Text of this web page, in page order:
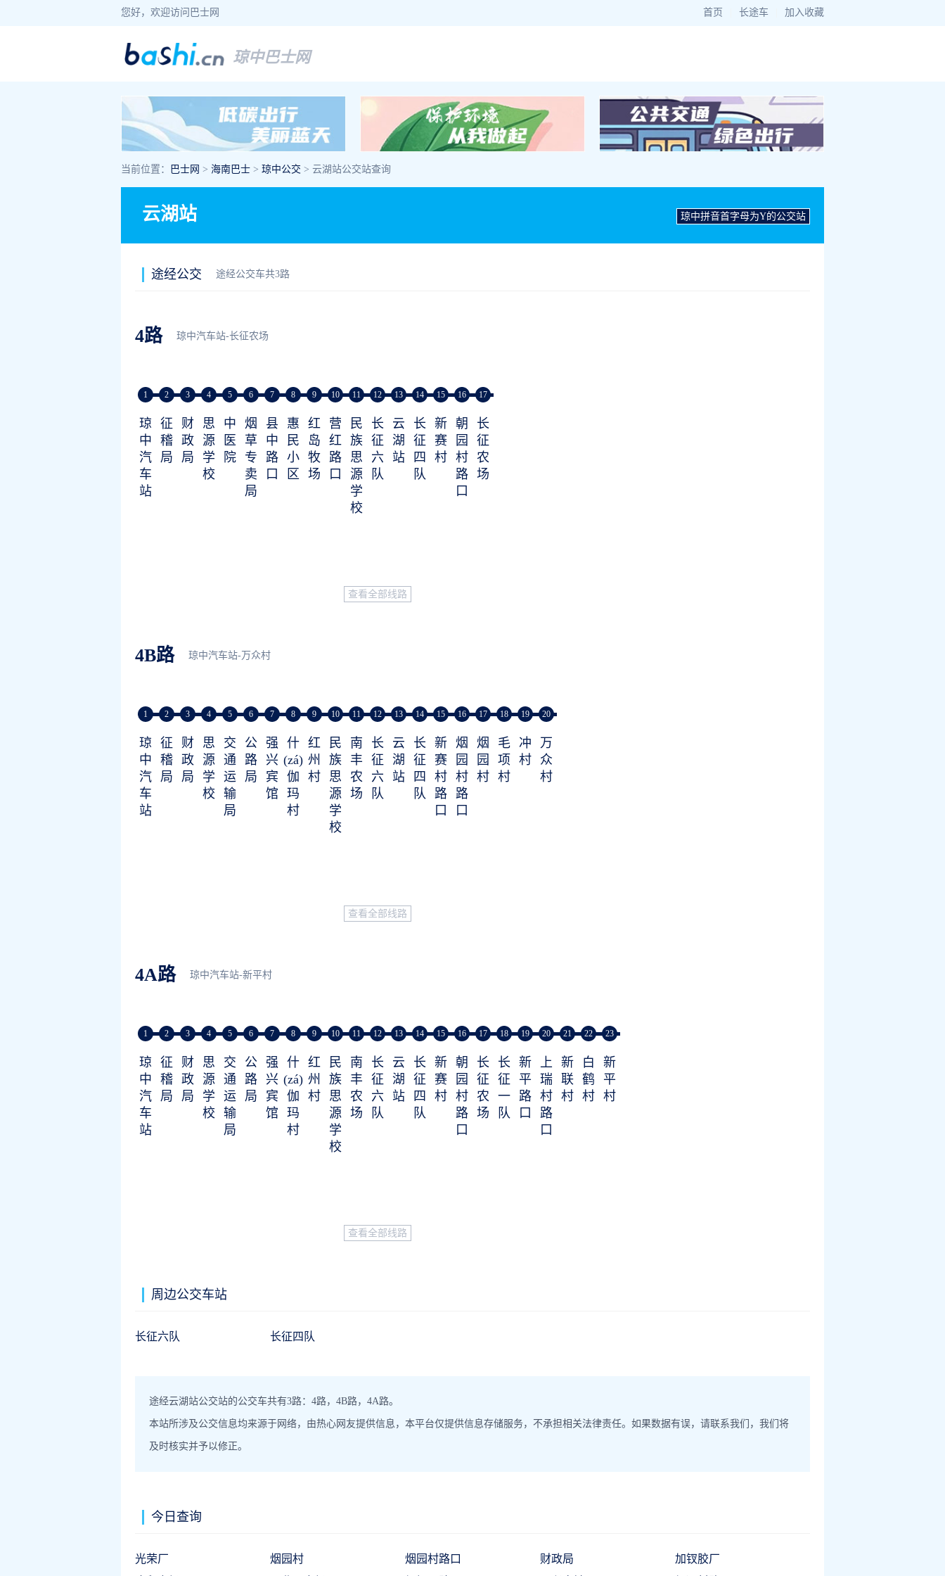
您好，欢迎访问巴士网 首页 长途车 加入收藏
琼中巴士网
当前位置： 巴士网 > 海南巴士 > 琼中公交 > 云湖站公交站查询
云湖站 琼中拼音首字母为Y的公交站
途经公交 途经公交车共3路
4路 琼中汽车站-长征农场
1
琼
中
汽
车
站
2
征
稽
局
3
财
政
局
4
思
源
学
校
5
中
医
院
6
烟
草
专
卖
局
7
县
中
路
口
8
惠
民
小
区
9
红
岛
牧
场
10
营
红
路
口
11
民
族
思
源
学
校
12
长
征
六
队
13
云
湖
站
14
长
征
四
队
15
新
赛
村
16
朝
园
村
路
口
17
长
征
农
场
查看全部线路
4B路 琼中汽车站-万众村
1
琼
中
汽
车
站
2
征
稽
局
3
财
政
局
4
思
源
学
校
5
交
通
运
输
局
6
公
路
局
7
强
兴
宾
馆
8
什
(zá)
伽
玛
村
9
红
州
村
10
民
族
思
源
学
校
11
南
丰
农
场
12
长
征
六
队
13
云
湖
站
14
长
征
四
队
15
新
赛
村
路
口
16
烟
园
村
路
口
17
烟
园
村
18
毛
项
村
19
冲
村
20
万
众
村
查看全部线路
4A路 琼中汽车站-新平村
1
琼
中
汽
车
站
2
征
稽
局
3
财
政
局
4
思
源
学
校
5
交
通
运
输
局
6
公
路
局
7
强
兴
宾
馆
8
什
(zá)
伽
玛
村
9
红
州
村
10
民
族
思
源
学
校
11
南
丰
农
场
12
长
征
六
队
13
云
湖
站
14
长
征
四
队
15
新
赛
村
16
朝
园
村
路
口
17
长
征
农
场
18
长
征
一
队
19
新
平
路
口
20
上
瑞
村
路
口
21
新
联
村
22
白
鹤
村
23
新
平
村
查看全部线路
周边公交车站
长征六队 长征四队
途经云湖站公交站的公交车共有3路：4路，4B路，4A路。
本站所涉及公交信息均来源于网络，由热心网友提供信息，本平台仅提供信息存储服务，不承担相关法律责任。如果数据有误，请联系我们，我们将
及时核实并予以修正。
今日查询
光荣厂 烟园村 烟园村路口 财政局
加钗胶厂